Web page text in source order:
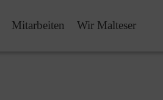
Mitarbeiten Wir Malteser